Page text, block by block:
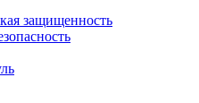
защищенность